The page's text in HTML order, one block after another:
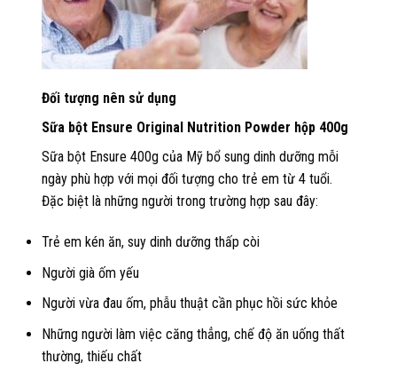
Đối tượng nên sử dụng
Sữa bột Ensure Original Nutrition Powder hộp 400g
Sữa bột Ensure 400g của Mỹ bổ sung dinh dưỡng mỗi
ngày phù hợp với mọi đối tượng cho trẻ em từ 4 tuổi.
Đặc biệt là những người trong trường hợp sau đây:
Trẻ em kén ăn, suy dinh dưỡng thấp còi
Người già ốm yếu
Người vừa đau ốm, phẫu thuật cần phục hồi sức khỏe
Những người làm việc căng thẳng, chế độ ăn uống thất
thường, thiếu chất